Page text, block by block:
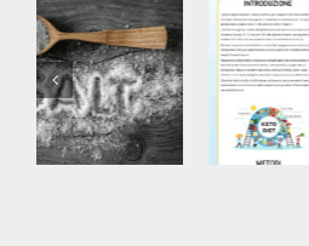
Appuntamenti
di formazione
ottobre-
novembre
2024